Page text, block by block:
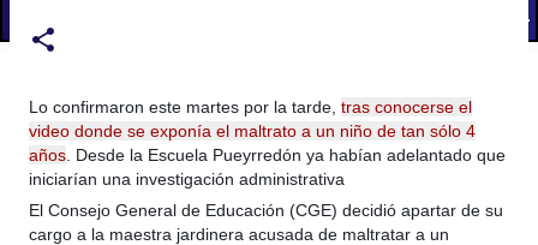
Lo confirmaron este martes por la tarde, tras conocerse el
video donde se exponía el maltrato a un niño de tan sólo 4
años . Desde la Escuela Pueyrredón ya habían adelantado que
iniciarían una investigación administrativa
El Consejo General de Educación (CGE) decidió apartar de su
cargo a la maestra jardinera acusada de maltratar a un